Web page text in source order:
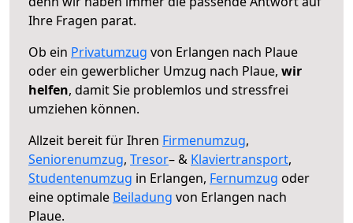
Ihre Fragen parat.
Ob ein Privatumzug von Erlangen nach Plaue
oder ein gewerblicher Umzug nach Plaue, wir
helfen, damit Sie problemlos und stressfrei
umziehen können.
Allzeit bereit für Ihren Firmenumzug,
Seniorenumzug, Tresor– & Klaviertransport,
Studentenumzug in Erlangen, Fernumzug oder
eine optimale Beiladung von Erlangen nach
Plaue.